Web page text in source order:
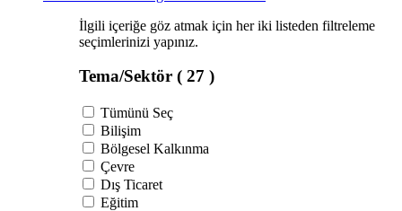
İlgili içeriğe göz atmak için her iki listeden filtreleme
seçimlerinizi yapınız.
Tema/Sektör ( 27 )
Tümünü Seç
Bilişim
Bölgesel Kalkınma
Çevre
Dış Ticaret
Eğitim